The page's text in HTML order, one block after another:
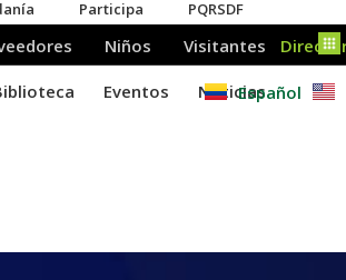
Español